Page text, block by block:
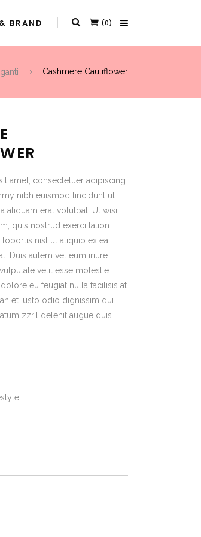
BRAND (0)
Cashmere Cauliflower
amet, consectetuer adipiscing
nibh euismod tincidunt ut
aliquam erat volutpat. Ut wisi
quis nostrud exerci tation
nisl ut aliquip ex ea
Duis autem vel eum iriure
velit esse molestie
eu feugiat nulla facilisis at
et iusto odio dignissim qui
zzril delenit augue duis.